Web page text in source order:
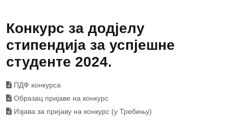
Конкурс за додјелу
стипендија за успјешне
студенте 2024.
ПДФ конкурса
Образац пријаве на конкурс
Изјава за пријаву на конкурс (у Требињу)